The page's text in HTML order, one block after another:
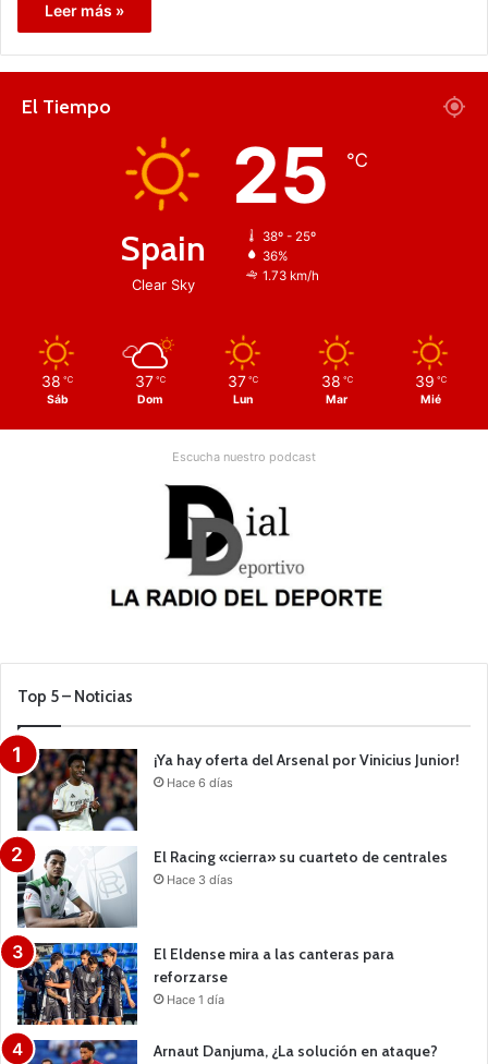
Leer más »
El Tiempo
Spain
Clear Sky
25 ℃
38º - 25º
36%
1.73 km/h
38 ℃
Sáb
37 ℃
Dom
37 ℃
Lun
38 ℃
Mar
39 ℃
Mié
Escucha nuestro podcast
Top 5 – Noticias
¡Ya hay oferta del Arsenal por Vinicius Junior!
Hace 6 días
El Racing «cierra» su cuarteto de centrales
Hace 3 días
El Eldense mira a las canteras para
reforzarse
Hace 1 día
Arnaut Danjuma, ¿La solución en ataque?